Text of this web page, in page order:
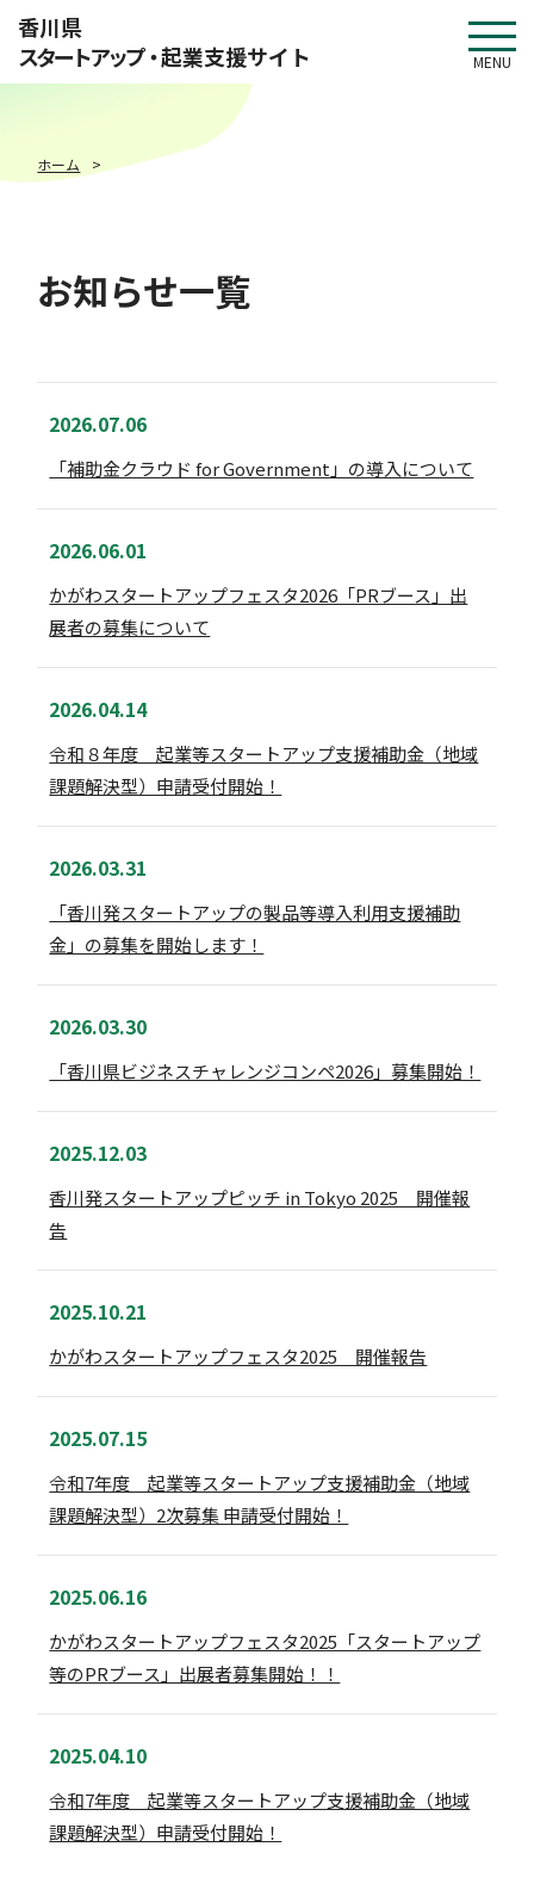
香川県
スタートアップ・起業支援サイト MENU
ホーム
お知らせ一覧
2026.07.06
「補助金クラウド for Government」の導入について
2026.06.01
かがわスタートアップフェスタ2026「PRブース」出
展者の募集について
2026.04.14
令和８年度 起業等スタートアップ支援補助金（地域
課題解決型）申請受付開始！
2026.03.31
「香川発スタートアップの製品等導入利用支援補助
金」の募集を開始します！
2026.03.30
「香川県ビジネスチャレンジコンペ2026」募集開始！
2025.12.03
香川発スタートアップピッチ in Tokyo 2025 開催報
告
2025.10.21
かがわスタートアップフェスタ2025 開催報告
2025.07.15
令和7年度 起業等スタートアップ支援補助金（地域
課題解決型）2次募集 申請受付開始！
2025.06.16
かがわスタートアップフェスタ2025「スタートアップ
等のPRブース」出展者募集開始！！
2025.04.10
令和7年度 起業等スタートアップ支援補助金（地域
課題解決型）申請受付開始！